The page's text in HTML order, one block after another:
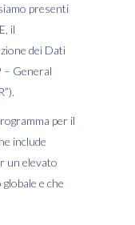
presenti
il
dei Dati
– General
per il
include
un elevato
e che